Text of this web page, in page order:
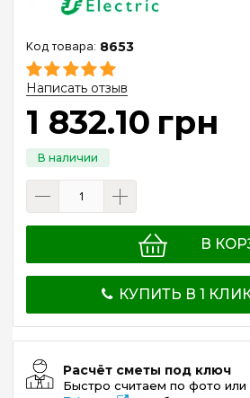
8653
Написать отзыв
1 832.10 грн
В
КУПИТЬ В 1
Расчёт сметы под ключ
Быстро считаем по фото или